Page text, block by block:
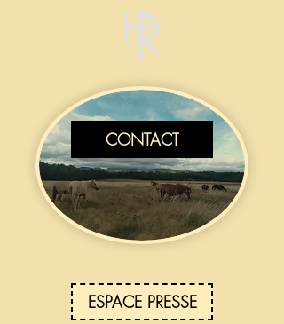
CONTACT
ESPACE PRESSE